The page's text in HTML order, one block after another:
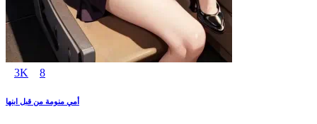
3K 8
أمي منومة من قبل ابنها